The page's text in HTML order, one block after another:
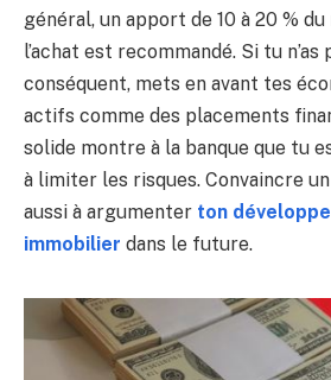
général, un apport de 10 à 20 %
l’achat est recommandé. Si tu
conséquent, mets en avant tes
actifs comme des placements
solide montre à la banque que tu
à limiter les risques. Convaincre
aussi à argumenter ton
immobilier dans le future.